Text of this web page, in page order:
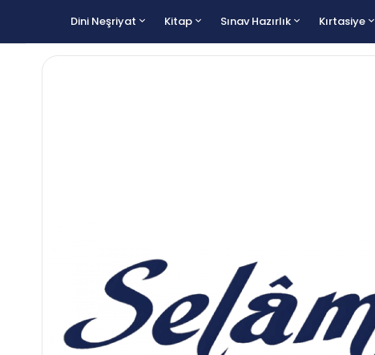
Dini Neşriyat Kitap Sınav Hazırlık Kırtasiye